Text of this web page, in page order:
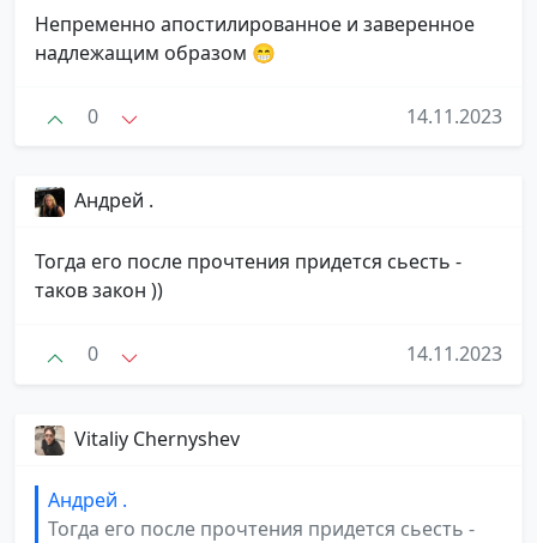
Непременно апостилированное и заверенное
надлежащим образом 😁
0 14.11.2023
Андрей .
Тогда его после прочтения придется сьесть -
таков закон ))
0 14.11.2023
Vitaliy Chernyshev
Андрей .
Тогда его после прочтения придется сьесть -